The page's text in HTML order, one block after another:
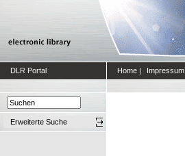
DLR Portal Home | Impressum
Erweiterte Suche